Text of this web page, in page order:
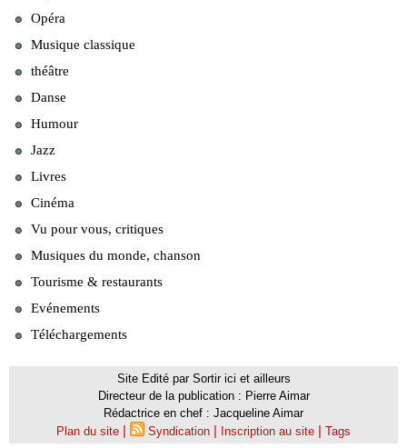
Opéra
Musique classique
théâtre
Danse
Humour
Jazz
Livres
Cinéma
Vu pour vous, critiques
Musiques du monde, chanson
Tourisme & restaurants
Evénements
Téléchargements
Site Edité par Sortir ici et ailleurs
Directeur de la publication : Pierre Aimar
Rédactrice en chef : Jacqueline Aimar
Plan du site | Syndication | Inscription au site | Tags